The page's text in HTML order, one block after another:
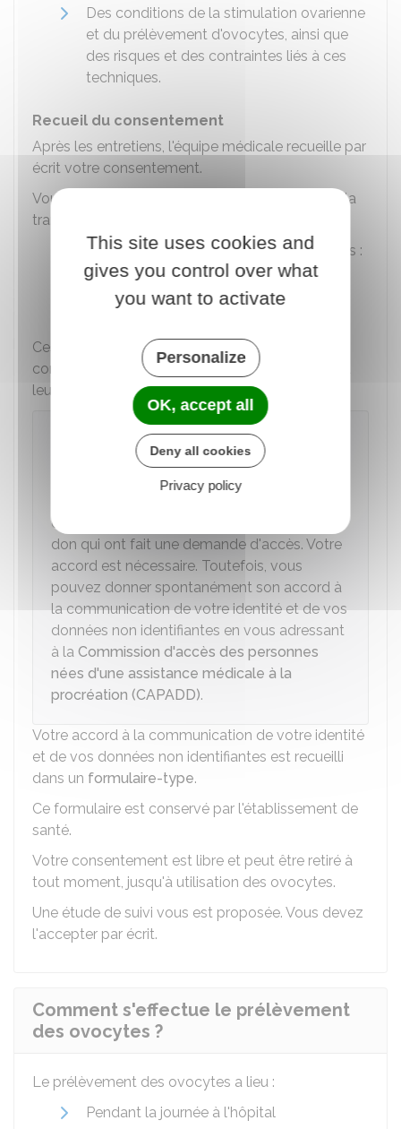
Des conditions de la stimulation ovarienne
et du prélèvement d'ovocytes, ainsi que
des risques et des contraintes liés à ces
techniques.
Recueil du consentement
Après les entretiens, l'équipe médicale recueille par
écrit votre consentement.
Vous donnez votre accord, pour chaque don, à la
transmission de :
Vos données non identifiantes (exemples :
âge, caractère physique)
Votre identité.
Ces données pourront uniquement être
communiquées aux personnes nées de ce don à
leur majorité, si elles en font la demande.
Lorsque le don a été faitavant le 1
septembre 2022, votre identité et vos
communiquées aux personnes issues de ce
don qui ont fait une demande d'accès. Votre
accord est nécessaire. Toutefois, vous
pouvez donner spontanément son accord à
la communication de votre identité et de vos
données non identifiantes en vous adressant
à la Commission d'accès des personnes
nées d'une assistance médicale à la
procréation (CAPADD).
Votre accord à la communication de votre identité
et de vos données non identifiantes est recueilli
dans un formulaire-type.
Ce formulaire est conservé par l'établissement de
santé.
Votre consentement est libre et peut être retiré à
tout moment, jusqu'à utilisation des ovocytes.
Une étude de suivi vous est proposée. Vous devez
l'accepter par écrit.
Comment s'effectue le prélèvement
des ovocytes ?
Le prélèvement des ovocytes a lieu :
Pendant la journée à l'hôpital
This site uses cookies and
gives you control over what
you want to activate
Personalize
OK, accept all
Deny all cookies
Privacy policy